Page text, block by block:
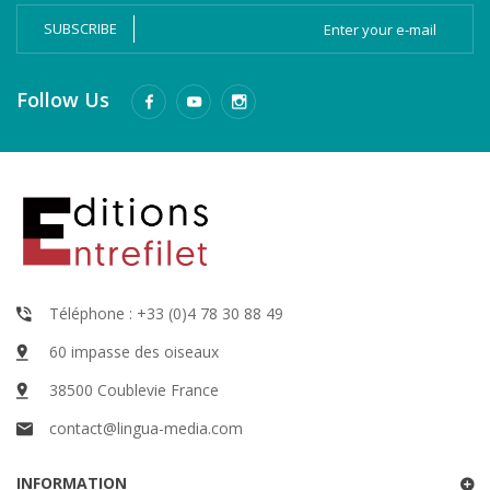
SUBSCRIBE
Follow Us
Téléphone : +33 (0)4 78 30 88 49
60 impasse des oiseaux
38500 Coublevie France
contact@lingua-media.com
INFORMATION